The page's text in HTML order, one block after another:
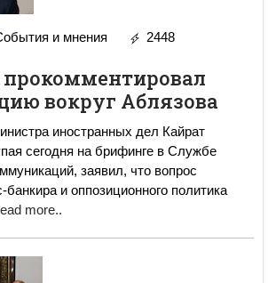
и мнения
2448
вокруг Аблязова
иностранных дел Кайрат
сегодня на брифинге в Службе
заявил, что вопрос
банкира и оппозиционного политика
more..